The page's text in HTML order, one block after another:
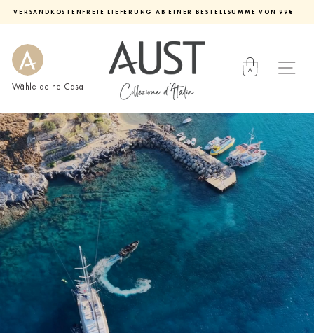
pausieren
VERSANDKOSTENFREIE LIEFERUNG AB EINER BESTELLSUMME VON 99€
Wähle deine Casa